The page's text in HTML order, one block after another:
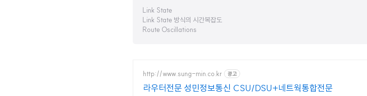
Link State
Link State 방식의 시간복잡도
Route Oscillations
http://www.sung-min.co.kr 광고
라우터전문 성민정보통신 CSU/DSU+네트웍통합전문